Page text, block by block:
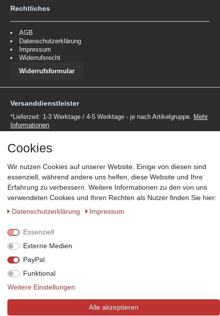
Rechtliches
AGB
Datenschutzerklärung
Impressum
Widerrufsrecht
Widerrufsformular
Versanddienstleister
*Lieferzeit: 1-3 Werktage / 4-5 Werktage - je nach Artikelgruppe. Mehr
Informationen
Zahlungsmöglichkeiten
Wir behalten uns das Recht vor im Einzelfall bestimmte
Zahlungsarten auszuschließen.Mehr Informationen
© Copyright 2026 Marabella´s | Alle Rechte vorbehalten. | Grundpreise
Cookies
Wir nutzen Cookies auf unserer Website. Einige von diesen sind
essenziell, während andere uns helfen, diese Website und Ihre
Erfahrung zu verbessern. Weitere Informationen zu den von uns
verwendeten Cookies und Ihren Rechten als Nutzer finden Sie hier:
Daten­schutz­erklärung
Impressum
Essenziell
Externe Medien
PayPal
Funktional
Weitere Einstellungen
Alle akzeptieren